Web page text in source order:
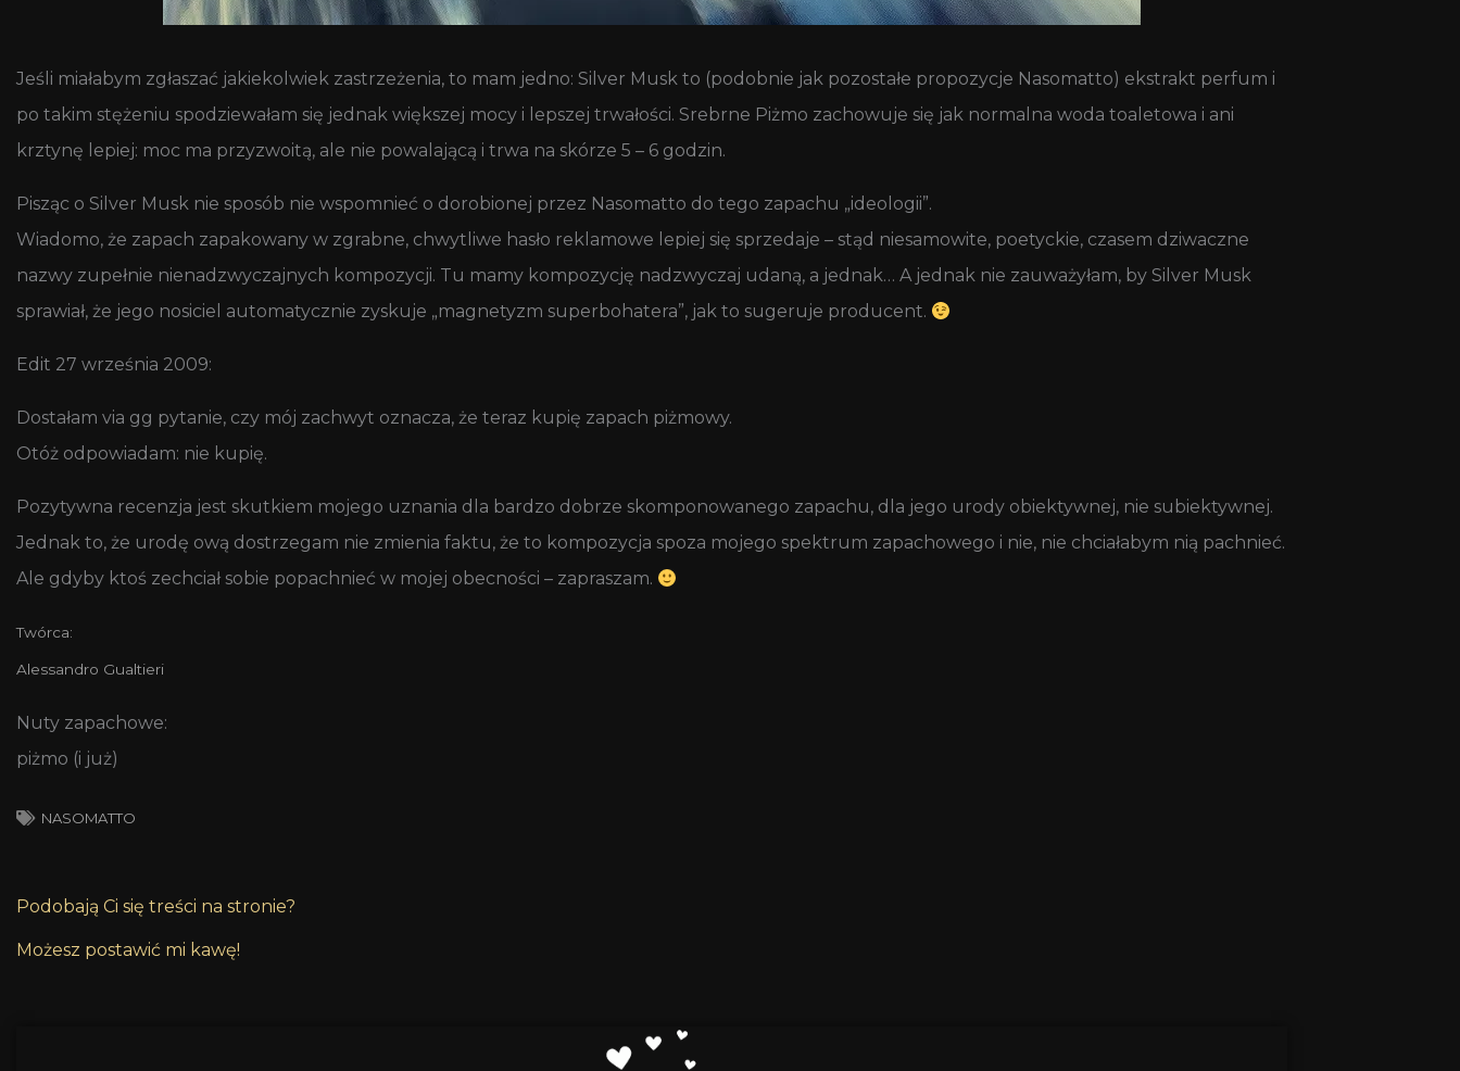
Jeśli miałabym zgłaszać jakiekolwiek zastrzeżenia, to mam jedno: Silver Musk to (podobnie jak pozostałe propozycje Nasomatto) ekstrakt perfum i
po takim stężeniu spodziewałam się jednak większej mocy i lepszej trwałości. Srebrne Piżmo zachowuje się jak normalna woda toaletowa i ani
krztynę lepiej: moc ma przyzwoitą, ale nie powalającą i trwa na skórze 5 – 6 godzin.
Pisząc o Silver Musk nie sposób nie wspomnieć o dorobionej przez Nasomatto do tego zapachu „ideologii”.
Wiadomo, że zapach zapakowany w zgrabne, chwytliwe hasło reklamowe lepiej się sprzedaje – stąd niesamowite, poetyckie, czasem dziwaczne
nazwy zupełnie nienadzwyczajnych kompozycji. Tu mamy kompozycję nadzwyczaj udaną, a jednak… A jednak nie zauważyłam, by Silver Musk
sprawiał, że jego nosiciel automatycznie zyskuje „magnetyzm superbohatera”, jak to sugeruje producent.
Edit 27 września 2009:
Dostałam via gg pytanie, czy mój zachwyt oznacza, że teraz kupię zapach piżmowy.
Otóż odpowiadam: nie kupię.
Pozytywna recenzja jest skutkiem mojego uznania dla bardzo dobrze skomponowanego zapachu, dla jego urody obiektywnej, nie subiektywnej.
Jednak to, że urodę ową dostrzegam nie zmienia faktu, że to kompozycja spoza mojego spektrum zapachowego i nie, nie chciałabym nią pachnieć.
Ale gdyby ktoś zechciał sobie popachnieć w mojej obecności – zapraszam.
Twórca:
Alessandro Gualtieri
Nuty zapachowe:
piżmo (i już)
NASOMATTO
Podobają Ci się treści na stronie?
Możesz postawić mi kawę!